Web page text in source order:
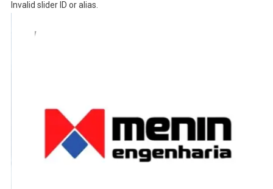
Invalid slider ID or alias.